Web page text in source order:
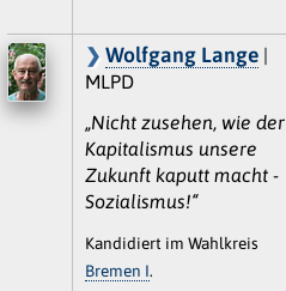
Wolfgang Lange|
MLPD
„Nicht zusehen, wie der
Kapitalismus unsere
Zukunft kaputt macht -
Sozialismus!“
Kandidiert im Wahlkreis
Bremen I.